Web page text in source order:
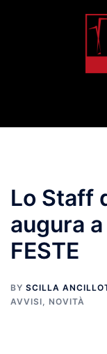
Lo Staff
augura
FESTE
BY SCILLA
AVVISI, NOVITÀ